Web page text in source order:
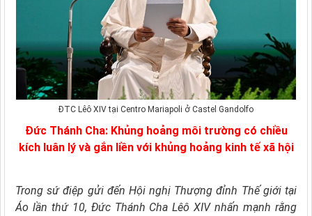
ĐTC Lêô XIV tại Centro Mariapoli ở Castel Gandolfo
Đức Thánh Cha: Khủng hoảng môi trường có chiều
kích luân lý và gắn liền với khủng hoảng kinh tế xã hội
Trong sứ điệp gửi đến Hội nghị Thượng đỉnh Thế giới tại
Áo lần thứ 10, Đức Thánh Cha Lêô XIV nhấn mạnh rằng